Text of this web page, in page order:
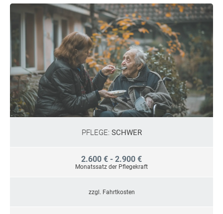
PFLEGE: SCHWER
2.600 € - 2.900 €
Monatssatz der Pflegekraft
zzgl. Fahrtkosten